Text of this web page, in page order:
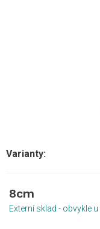
8cm
Externí sklad - obvykle